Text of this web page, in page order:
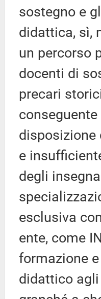
sostegno e
didattica, sì,
un percorso
docenti di
precari
disposizione
e
degli
esclusiva
ente, come
formazione
didattico